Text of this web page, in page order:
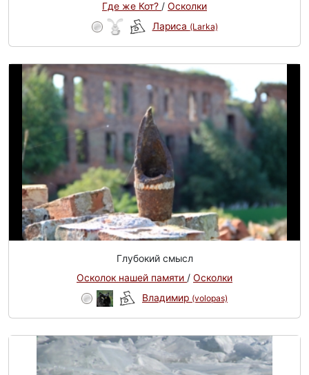
Где же Кот? / Осколки
Лариса (Larka)
Глубокий смысл
Осколок нашей памяти / Осколки
Владимир (volopas)